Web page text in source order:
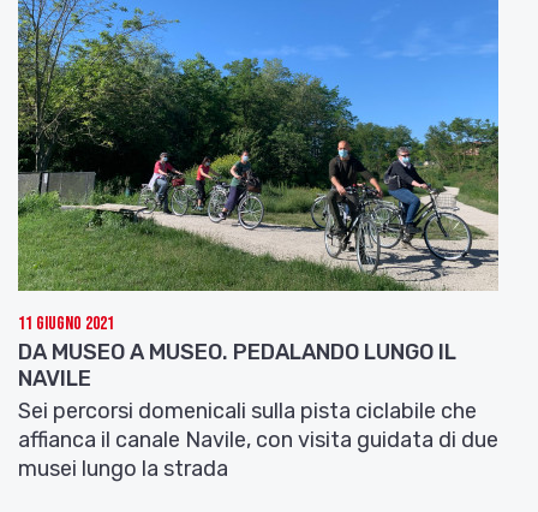
11 Giugno 2021
DA MUSEO A MUSEO. PEDALANDO LUNGO IL
NAVILE
Sei percorsi domenicali sulla pista ciclabile che
affianca il canale Navile, con visita guidata di due
musei lungo la strada